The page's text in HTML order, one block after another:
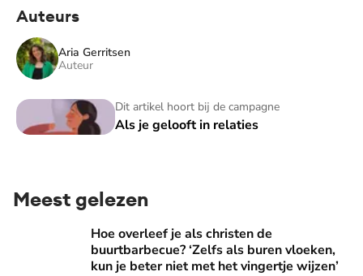
Auteurs
Aria Gerritsen
Auteur
Dit artikel hoort bij de campagne
Als je gelooft in relaties
Als je gelooft in relaties
Meest gelezen
Hoe overleef je als christen de buurtbarbecue? ‘Zelfs als
Hoe overleef je als christen de
buurtbarbecue? ‘Zelfs als buren vloeken,
kun je beter niet met het vingertje wijzen’